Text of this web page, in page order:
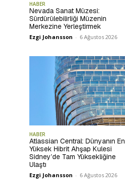
HABER
Nevada Sanat Müzesi:
Sürdürülebilirliği Müzenin
Merkezine Yerleştirmek
Ezgi Johansson - 6 Ağustos 2026
HABER
Atlassian Central: Dünyanın En
Yüksek Hibrit Ahşap Kulesi
Sidney’de Tam Yüksekliğine
Ulaştı
Ezgi Johansson - 6 Ağustos 2026